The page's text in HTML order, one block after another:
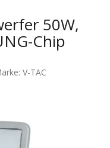
50W,
Chip
V-TAC